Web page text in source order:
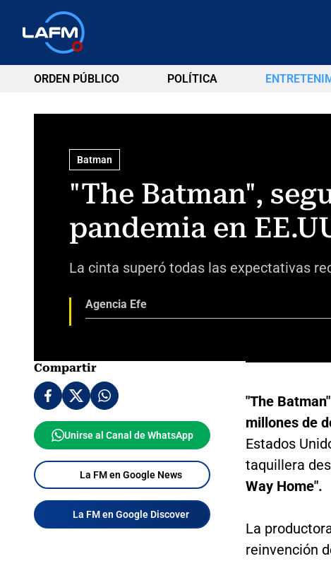
ORDEN PÚBLICO POLÍTICA
Batman
"The Batman",
pandemia en
La cinta superó todas las expectativas
Agencia Efe
Compartir
Unirse al Canal de WhatsApp
La FM en Google News
La FM en Google Discover
"The Batman"
millones de
Estados
taquillera
Way Home".
La
reinvención